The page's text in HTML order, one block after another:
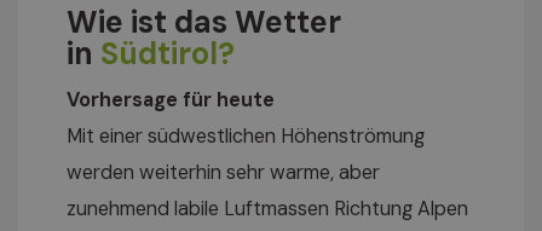
Wie ist das Wetter
in Südtirol?
Vorhersage für heute
Mit einer südwestlichen Höhenströmung
werden weiterhin sehr warme, aber
zunehmend labile Luftmassen Richtung Alpen